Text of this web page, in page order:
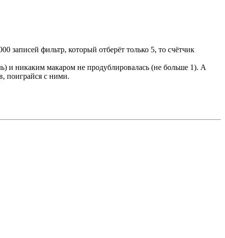
записей фильтр, который отберёт только 5, то счётчик
и никаким макаром не продублировалась (не больше 1). А
поиграйся с ними.